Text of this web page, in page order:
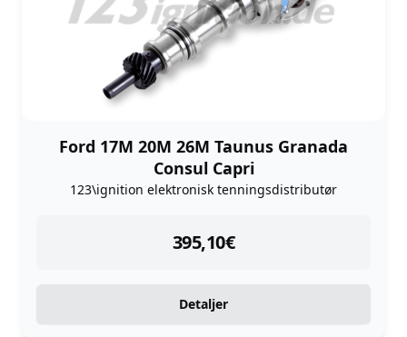
Ford 17M 20M 26M Taunus Granada
Consul Capri
123\ignition elektronisk tenningsdistributør
395,10€
instock
Detaljer